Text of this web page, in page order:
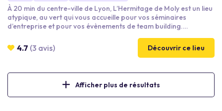
À 20 min du centre-ville de Lyon, L’Hermitage de Moly est un lieu
atypique, au vert qui vous accueille pour vos séminaires
d’entreprise et pour vos évènements de team building.
propose cinq espaces distincts, dans un cadre bucolique et
historique. Un lieu original pour organiser vos réunions en toute
avons réalisé notre bilan carbone, les résultats sont très
4.7 (3 avis) Découvrir ce lieu
Afficher plus de résultats